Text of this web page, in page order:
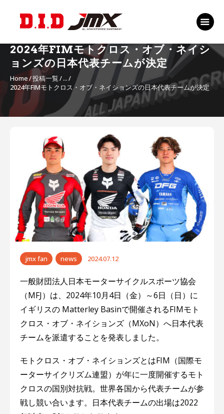
2024年FIMモトクロス・オブ・ネイシ
ョンズの日本代表チームが決定
Home 投稿一覧 ...
2024年FIMモトクロス・オブ・ネイションズの日本代表チームが決定
TOP
RANKING 2026
RIDERS 2026
SPONSORS
TICKET
MSP Motosports
Promotion TOP
jmx fan news 2024.07.12
一般財団法人日本モーターサイクルスポーツ協会
（MFJ）は、2024年10月4日（金）～6日（日）に
イギリスの Matterley Basinで開催されるFIMモト
クロス・オブ・ネイションズ（MXoN）へ日本代表
チームを派遣することを発表しました。
モトクロス・オブ・ネイションズとはFIM（国際モ
ーターサイクリズム連盟）が年に一度開催するモト
クロスの国別対抗戦。世界各国から代表チームが参
戦し競い合います。日本代表チームの出場は2022
ビ
ゲ
ー
シ
ョ
ン